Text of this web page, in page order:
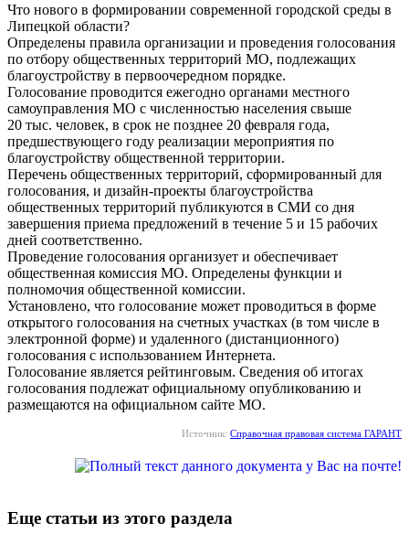
Что нового в формировании современной городской среды в
Липецкой области?
Определены правила организации и проведения голосования
по отбору общественных территорий МО, подлежащих
благоустройству в первоочередном порядке.
Голосование проводится ежегодно органами местного
самоуправления МО с численностью населения свыше
20 тыс. человек, в срок не позднее 20 февраля года,
предшествующего году реализации мероприятия по
благоустройству общественной территории.
Перечень общественных территорий, сформированный для
голосования, и дизайн-проекты благоустройства
общественных территорий публикуются в СМИ со дня
завершения приема предложений в течение 5 и 15 рабочих
дней соответственно.
Проведение голосования организует и обеспечивает
общественная комиссия МО. Определены функции и
полномочия общественной комиссии.
Установлено, что голосование может проводиться в форме
открытого голосования на счетных участках (в том числе в
электронной форме) и удаленного (дистанционного)
голосования с использованием Интернета.
Голосование является рейтинговым. Сведения об итогах
голосования подлежат официальному опубликованию и
размещаются на официальном сайте МО.
Источник: Справочная правовая система ГАРАНТ
Еще статьи из этого раздела